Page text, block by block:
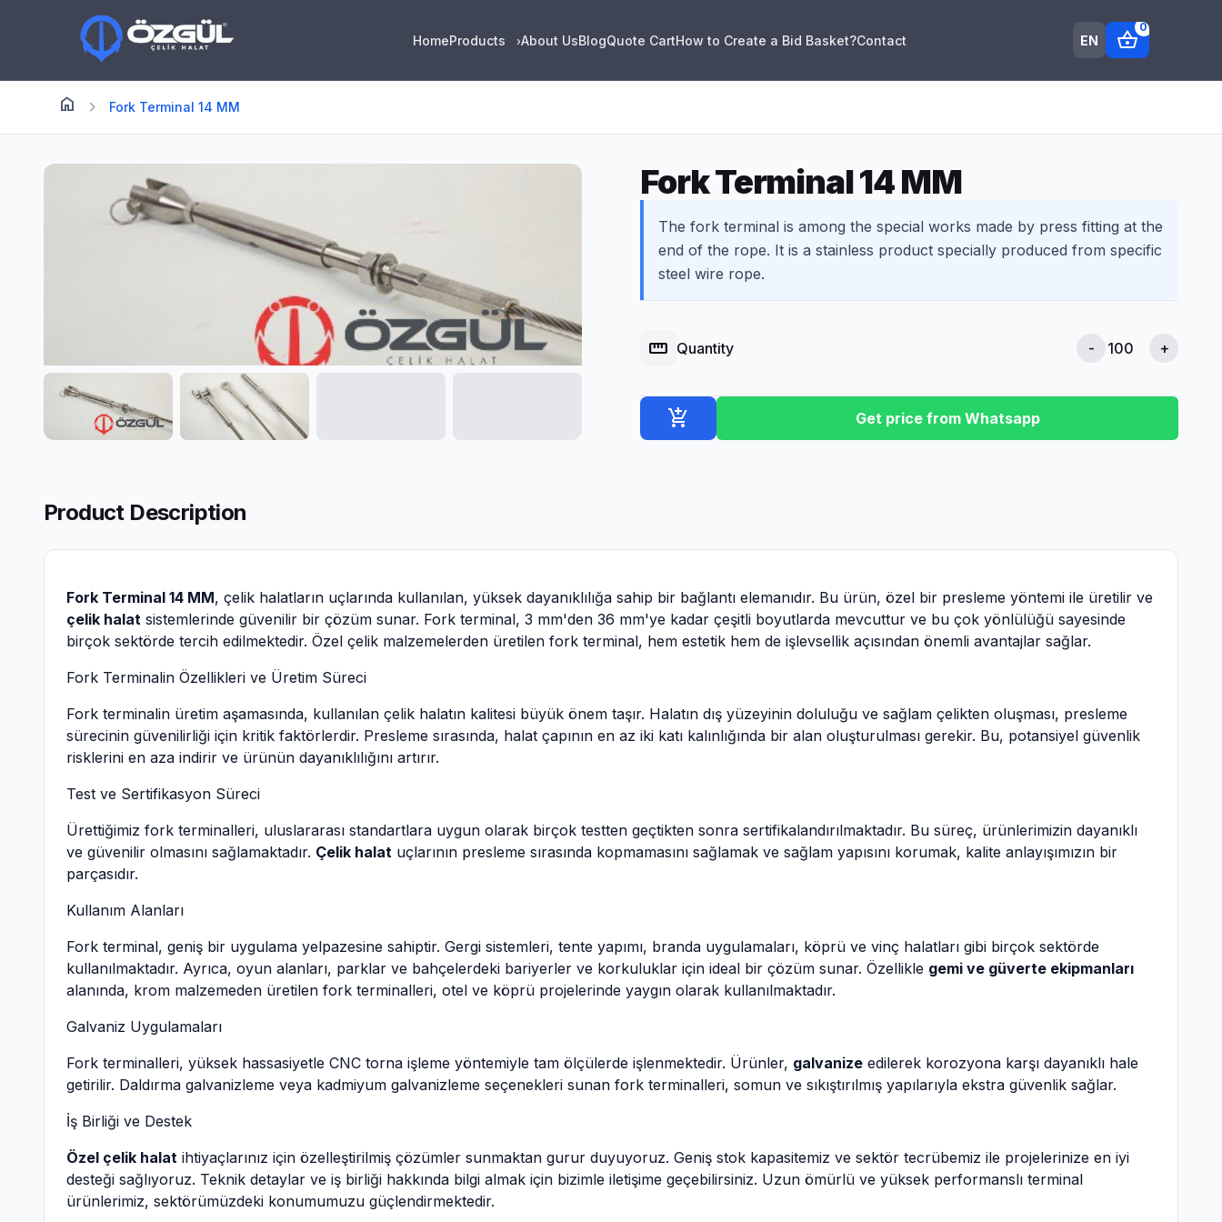
HomeProducts ›About UsBlogQuote CartHow to Create a Bid Basket?Contact EN shopping_basket
0
home Anasayfa
chevron_right Fork Terminal 14 MM
Fork Terminal 14 MM
The fork terminal is among the special works made by press fitting at the
end of the rope. It is a stainless product specially produced from specific
steel wire rope.
straighten Quantity - +
add_shopping_cart Get price from Whatsapp
Product Description
Fork Terminal 14 MM, çelik halatların uçlarında kullanılan, yüksek dayanıklılığa sahip bir bağlantı elemanıdır. Bu ürün, özel bir presleme yöntemi ile üretilir ve
çelik halat sistemlerinde güvenilir bir çözüm sunar. Fork terminal, 3 mm'den 36 mm'ye kadar çeşitli boyutlarda mevcuttur ve bu çok yönlülüğü sayesinde
birçok sektörde tercih edilmektedir. Özel çelik malzemelerden üretilen fork terminal, hem estetik hem de işlevsellik açısından önemli avantajlar sağlar.
Fork Terminalin Özellikleri ve Üretim Süreci
Fork terminalin üretim aşamasında, kullanılan çelik halatın kalitesi büyük önem taşır. Halatın dış yüzeyinin doluluğu ve sağlam çelikten oluşması, presleme
sürecinin güvenilirliği için kritik faktörlerdir. Presleme sırasında, halat çapının en az iki katı kalınlığında bir alan oluşturulması gerekir. Bu, potansiyel güvenlik
risklerini en aza indirir ve ürünün dayanıklılığını artırır.
Test ve Sertifikasyon Süreci
Ürettiğimiz fork terminalleri, uluslararası standartlara uygun olarak birçok testten geçtikten sonra sertifikalandırılmaktadır. Bu süreç, ürünlerimizin dayanıklı
ve güvenilir olmasını sağlamaktadır. Çelik halat uçlarının presleme sırasında kopmamasını sağlamak ve sağlam yapısını korumak, kalite anlayışımızın bir
parçasıdır.
Kullanım Alanları
Fork terminal, geniş bir uygulama yelpazesine sahiptir. Gergi sistemleri, tente yapımı, branda uygulamaları, köprü ve vinç halatları gibi birçok sektörde
kullanılmaktadır. Ayrıca, oyun alanları, parklar ve bahçelerdeki bariyerler ve korkuluklar için ideal bir çözüm sunar. Özellikle gemi ve güverte ekipmanları
alanında, krom malzemeden üretilen fork terminalleri, otel ve köprü projelerinde yaygın olarak kullanılmaktadır.
Galvaniz Uygulamaları
Fork terminalleri, yüksek hassasiyetle CNC torna işleme yöntemiyle tam ölçülerde işlenmektedir. Ürünler, galvanize edilerek korozyona karşı dayanıklı hale
getirilir. Daldırma galvanizleme veya kadmiyum galvanizleme seçenekleri sunan fork terminalleri, somun ve sıkıştırılmış yapılarıyla ekstra güvenlik sağlar.
İş Birliği ve Destek
Özel çelik halat ihtiyaçlarınız için özelleştirilmiş çözümler sunmaktan gurur duyuyoruz. Geniş stok kapasitemiz ve sektör tecrübemiz ile projelerinize en iyi
desteği sağlıyoruz. Teknik detaylar ve iş birliği hakkında bilgi almak için bizimle iletişime geçebilirsiniz. Uzun ömürlü ve yüksek performanslı terminal
ürünlerimiz, sektörümüzdeki konumumuzu güçlendirmektedir.